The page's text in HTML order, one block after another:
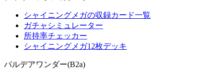
シャイニングメガの収録カード一覧
ガチャシミュレーター
所持率チェッカー
シャイニングメガ12枚デッキ
パルデアワンダー(B2a)